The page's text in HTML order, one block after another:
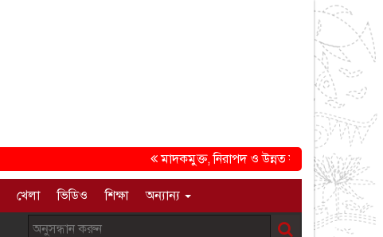
মাদকমুক্ত, নিরাপদ ও উন্নত সমাজ গড়ার প্রত্যয়ে
খেলা ভিডিও শিক্ষা অন্যান্য